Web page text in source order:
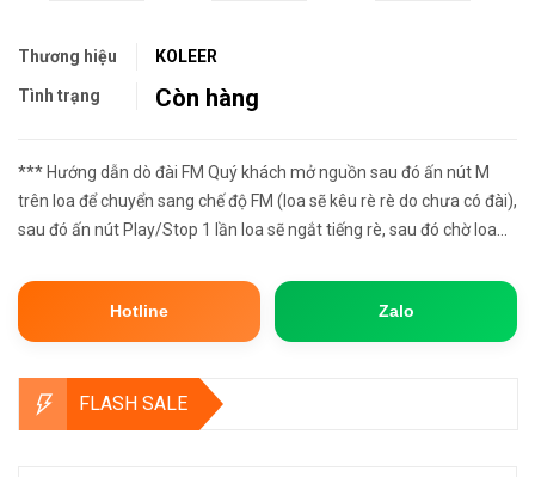
Thương hiệu KOLEER
Tình trạng Còn hàng
*** Hướng dẫn dò đài FM Quý khách mở nguồn sau đó ấn nút M
trên loa để chuyển sang chế độ FM (loa sẽ kêu rè rè do chưa có đài),
sau đó ấn nút Play/Stop 1 lần loa sẽ ngắt tiếng rè, sau đó chờ loa
Hotline Zalo
FLASH SALE